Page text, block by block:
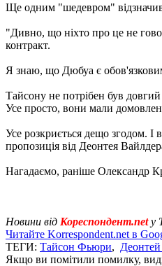
Ще одним "шедевром"
"Дивно, що ніхто про це не
контракт.
Я знаю, що Дюбуа є
Тайсону не потрібен був
Усе просто, вони мали
Усе розкриється дещо згодом.
пропозиція від Деонтея
Нагадаємо, раніше Олександр
Новини від Кореспондент.netу
Читайте Korrespondent.net в
ТЕГИ: Тайсон Фьюри,
Якщо ви помітили помилку,